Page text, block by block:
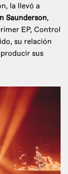
la llevó a
Saunderson,
EP, Control
su relación
sus